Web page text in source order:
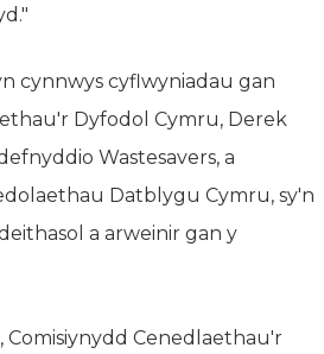
cynnwys cyflwyniadau gan
Dyfodol Cymru, Derek
Wastesavers, a
Datblygu Cymru, sy'n
a arweinir gan y
Comisiynydd Cenedlaethau'r